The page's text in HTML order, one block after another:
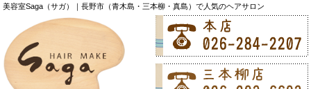
美容室Saga（サガ）｜長野市（青木島・三本柳・真島）で人気のヘアサロン